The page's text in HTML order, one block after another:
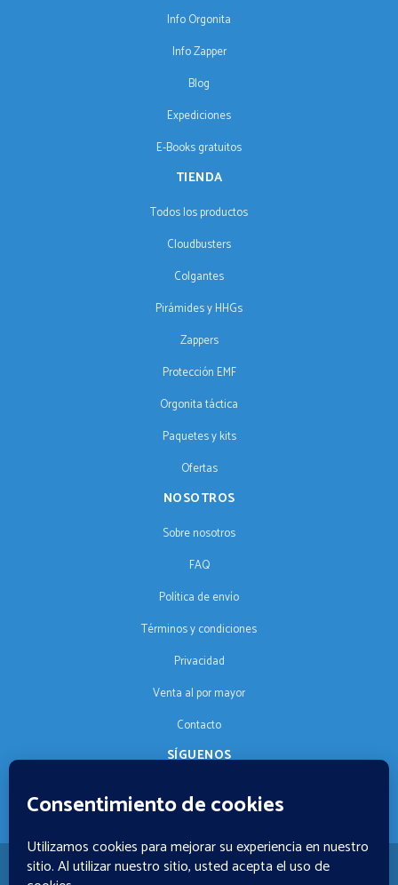
Info Orgonita
Info Zapper
Blog
Expediciones
E-Books gratuitos
TIENDA
Todos los productos
Cloudbusters
Colgantes
Pirámides y HHGs
Zappers
Protección EMF
Orgonita táctica
Paquetes y kits
Ofertas
NOSOTROS
Sobre nosotros
FAQ
Política de envío
Términos y condiciones
Privacidad
Venta al por mayor
Contacto
SÍGUENOS
ES